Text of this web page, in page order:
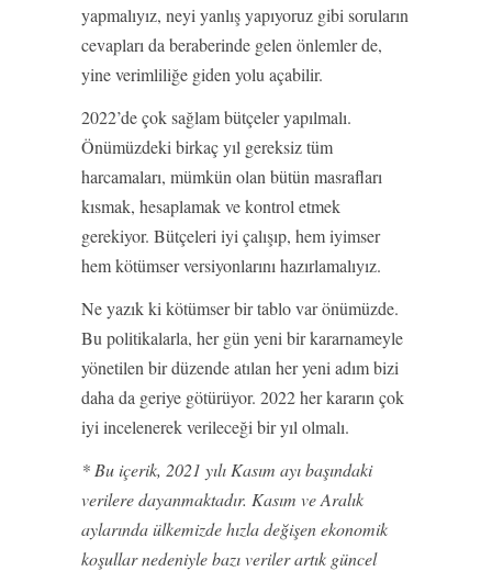
yapmalıyız, neyi yanlış yapıyoruz gibi soruların
cevapları da beraberinde gelen önlemler de,
yine verimliliğe giden yolu açabilir.
2022’de çok sağlam bütçeler yapılmalı.
Önümüzdeki birkaç yıl gereksiz tüm
harcamaları, mümkün olan bütün masrafları
kısmak, hesaplamak ve kontrol etmek
gerekiyor. Bütçeleri iyi çalışıp, hem iyimser
hem kötümser versiyonlarını hazırlamalıyız.
Ne yazık ki kötümser bir tablo var önümüzde.
Bu politikalarla, her gün yeni bir kararnameyle
yönetilen bir düzende atılan her yeni adım bizi
daha da geriye götürüyor. 2022 her kararın çok
iyi incelenerek verileceği bir yıl olmalı.
* Bu içerik, 2021 yılı Kasım ayı başındaki
verilere dayanmaktadır. Kasım ve Aralık
aylarında ülkemizde hızla değişen ekonomik
koşullar nedeniyle bazı veriler artık güncel